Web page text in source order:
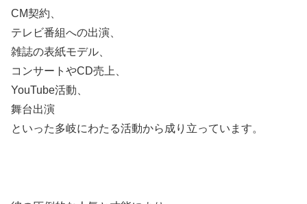
CM契約、
テレビ番組への出演、
雑誌の表紙モデル、
コンサートやCD売上、
YouTube活動、
舞台出演
といった多岐にわたる活動から成り立っています。